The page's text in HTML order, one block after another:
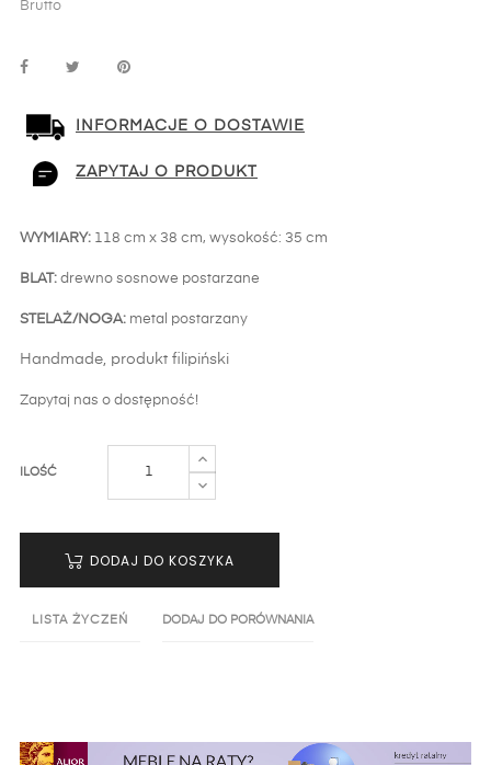
Brutto
INFORMACJE O DOSTAWIE
ZAPYTAJ O PRODUKT
WYMIARY: 118 cm x 38 cm, wysokość: 35 cm
BLAT: drewno sosnowe postarzane
STELAŻ/NOGA: metal postarzany
Handmade, produkt filipiński
Zapytaj nas o dostępność!
ILOŚĆ
DODAJ DO KOSZYKA
LISTA ŻYCZEŃ DODAJ DO PORÓWNANIA